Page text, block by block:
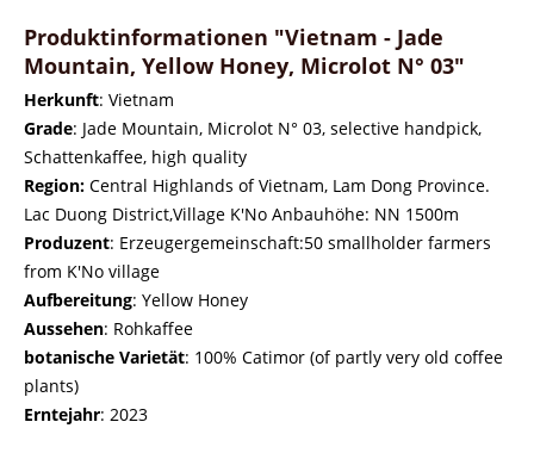
Produktinformationen "Vietnam - Jade
Mountain, Yellow Honey, Microlot N° 03"
Herkunft: Vietnam
Grade: Jade Mountain, Microlot N° 03, selective handpick,
Schattenkaffee, high quality
Region: Central Highlands of Vietnam, Lam Dong Province.
Lac Duong District,Village K'No Anbauhöhe: NN 1500m
Produzent: Erzeugergemeinschaft:50 smallholder farmers
from K'No village
Aufbereitung: Yellow Honey
Aussehen: Rohkaffee
botanische Varietät: 100% Catimor (of partly very old coffee
plants)
Erntejahr: 2023